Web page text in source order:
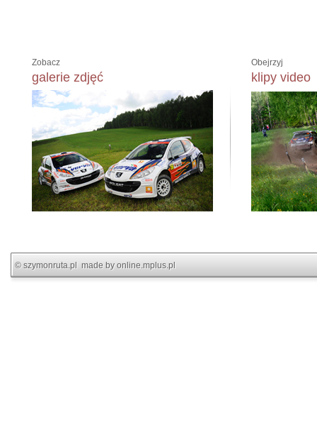
Zobacz
galerie zdjęć
Obejrzyj
klipy video
© szymonruta.pl made byonline.mplus.pl